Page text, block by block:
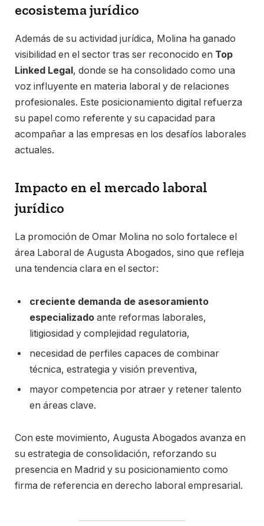
ecosistema jurídico
Además de su actividad jurídica, Molina ha ganado
visibilidad en el sector tras ser reconocido en Top
Linked Legal, donde se ha consolidado como una
voz influyente en materia laboral y de relaciones
profesionales. Este posicionamiento digital refuerza
su papel como referente y su capacidad para
acompañar a las empresas en los desafíos laborales
actuales.
Impacto en el mercado laboral
jurídico
La promoción de Omar Molina no solo fortalece el
área Laboral de Augusta Abogados, sino que refleja
una tendencia clara en el sector:
creciente demanda de asesoramiento
especializado ante reformas laborales,
litigiosidad y complejidad regulatoria,
necesidad de perfiles capaces de combinar
técnica, estrategia y visión preventiva,
mayor competencia por atraer y retener talento
en áreas clave.
Con este movimiento, Augusta Abogados avanza en
su estrategia de consolidación, reforzando su
presencia en Madrid y su posicionamiento como
firma de referencia en derecho laboral empresarial.